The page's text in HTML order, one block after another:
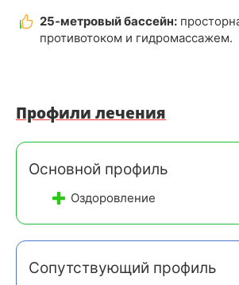
25-метровый бассейн:
противотоком и гидромассажем.
Профили лечения
Основной профиль
Оздоровление
Сопутствующий профиль